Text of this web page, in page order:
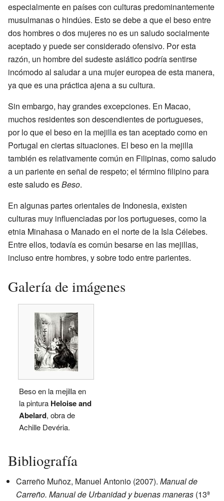
especialmente en países con culturas predominantemente
musulmanas o hindúes. Esto se debe a que el beso entre
dos hombres o dos mujeres no es un saludo socialmente
aceptado y puede ser considerado ofensivo. Por esta
razón, un hombre del sudeste asiático podría sentirse
incómodo al saludar a una mujer europea de esta manera,
ya que es una práctica ajena a su cultura.
Sin embargo, hay grandes excepciones. En Macao,
muchos residentes son descendientes de portugueses,
por lo que el beso en la mejilla es tan aceptado como en
Portugal en ciertas situaciones. El beso en la mejilla
también es relativamente común en Filipinas, como saludo
a un pariente en señal de respeto; el término filipino para
este saludo esBeso.
En algunas partes orientales de Indonesia, existen
culturas muy influenciadas por los portugueses, como la
etnia Minahasa o Manado en el norte de la Isla Célebes.
Entre ellos, todavía es común besarse en las mejillas,
incluso entre hombres, y sobre todo entre parientes.
Galería de imágenes
Beso en la mejilla en
la pintura Heloise and
Abelard, obra de
Achille Devéria.
Bibliografía
Carreño Muñoz, Manuel Antonio (2007). Manual de
Carreño. Manual de Urbanidad y buenas maneras (13ª